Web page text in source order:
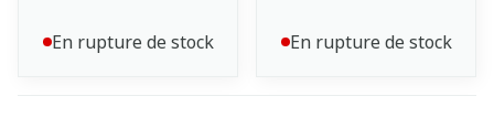
En rupture de stock En rupture de stock